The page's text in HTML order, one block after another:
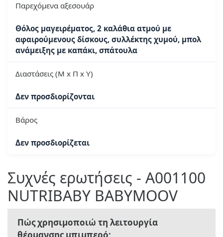
Παρεχόμενα αξεσουάρ
Θόλος μαγειρέματος, 2 καλάθια ατμού με
αφαιρούμενους δίσκους, συλλέκτης χυμού, μπολ
ανάμειξης με καπάκι, σπάτουλα
Διαστάσεις (Μ x Π x Υ)
Δεν προσδιορίζονται
Βάρος
Δεν προσδιορίζεται
Συχνές ερωτήσεις - A001100
NUTRIBABY BABYMOOV
Πώς χρησιμοποιώ τη λειτουργία